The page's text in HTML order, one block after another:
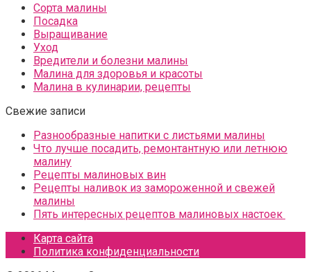
Сорта малины
Посадка
Выращивание
Уход
Вредители и болезни малины
Малина для здоровья и красоты
Малина в кулинарии, рецепты
Свежие записи
Разнообразные напитки с листьями малины
Что лучше посадить, ремонтантную или летнюю
малину
Рецепты малиновых вин
Рецепты наливок из замороженной и свежей
малины
Пять интересных рецептов малиновых настоек
Карта сайта
Политика конфиденциальности